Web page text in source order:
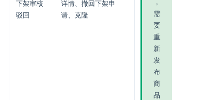
，
需
要
重
新
发
布
商
品
下架审核
驳回
详情、撤回下架申
请、克隆